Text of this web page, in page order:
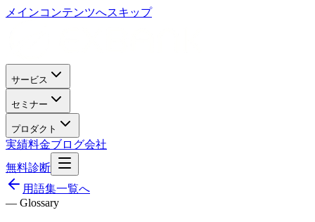
メインコンテンツへスキップ
サービス
セミナー
プロダクト
実績料金ブログ会社
無料診断
用語集一覧へ
— Glossary